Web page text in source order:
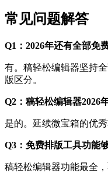
常见问题解答
Q1：2026年还有全部免
有。稿轻松编辑器坚持
版区分。
Q2：稿轻松编辑器2026
是的。延续微宝箱的优
Q3：免费排版工具功能
稿轻松编辑器功能最全